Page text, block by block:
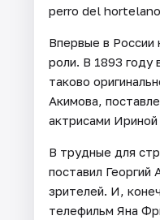
perro del
Впервые в России
роли. В 1893 году
таково
Акимова,
актрисами
В трудные для
поставил Георгий
зрителей. И,
телефильм Яна